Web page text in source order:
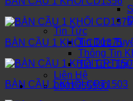
Tin Tức
Tin Tức
Thông Tin
Tin Tức Thị
Liên Hệ
0901555580
BÀN CẦU 1 KHỐI CD1375
BÀN CẦU 1 KHỐI CPT1503